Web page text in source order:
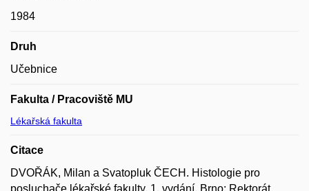
1984
Druh
Učebnice
Fakulta / Pracoviště MU
Lékařská fakulta
Citace
DVOŘÁK, Milan a Svatopluk ČECH. Histologie pro
posluchače lékařské fakulty. 1. vydání. Brno: Rektorát